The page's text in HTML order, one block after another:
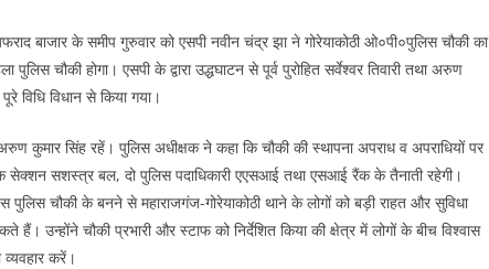
बाजार के समीप गुरुवार को एसपी नवीन चंद्र झा ने गोरेयाकोठी ओ०पी०पुलिस चौकी का
चौकी होगा। एसपी के द्वारा उद्धघाटन से पूर्व पुरोहित सर्वेश्वर तिवारी तथा अरुण
विधि विधान से किया गया।
कुमार सिंह रहें। पुलिस अधीक्षक ने कहा कि चौकी की स्थापना अपराध व अपराधियों पर
सेक्शन सशस्त्र बल, दो पुलिस पदाधिकारी एएसआई तथा एसआई रैंक के तैनाती रहेगी।
पुलिस चौकी के बनने से महाराजगंज-गोरेयाकोठी थाने के लोगों को बड़ी राहत और सुविधा
उन्होंने चौकी प्रभारी और स्टाफ को निर्देशित किया की क्षेत्र में लोगों के बीच विश्वास
करें।